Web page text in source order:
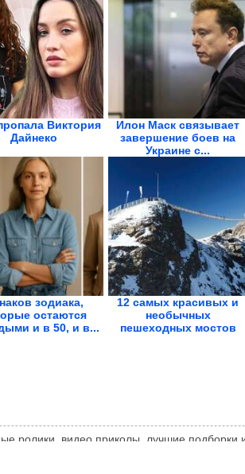
Виктория
Дайнеко
Илон Маск связывает
завершение боев на
Украине с...
зодиака,
остаются
и в 50, и в...
12 самых красивых и
необычных
пешеходных мостов
ролики, видео приколы, лучшие подборки